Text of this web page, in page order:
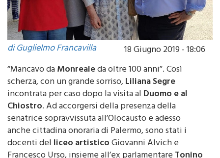
di Guglielmo Francavilla
18 Giugno 2019 - 18:06
“Mancavo da
da oltre 100 anni”. Così
scherza, con un grande sorriso,Liliana Segre
incontrata per caso dopo la visita alDuomo e al
Chiostro. Ad accorgersi della presenza della
senatrice sopravvissuta all’Olocausto e adesso
anche cittadina onoraria di Palermo, sono stati i
docenti delliceo artisticoGiovanni Alvich e
Francesco Urso, insieme all’ex parlamentareTonino